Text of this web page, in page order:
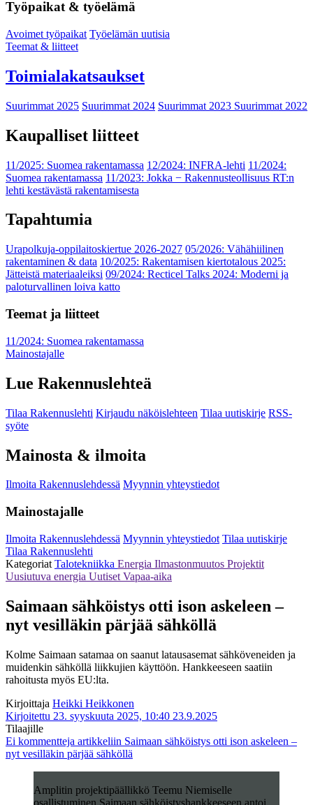
Työpaikat & työelämä
Avoimet työpaikat Työelämän uutisia
Teemat & liitteet
Toimialakatsaukset
Suurimmat 2025 Suurimmat 2024 Suurimmat 2023 Suurimmat 2022
Kaupalliset liitteet
11/2025: Suomea rakentamassa 12/2024: INFRA-lehti 11/2024:
Suomea rakentamassa 11/2023: Jokka − Rakennusteollisuus RT:n
lehti kestävästä rakentamisesta
Tapahtumia
Urapolkuja-oppilaitoskiertue 2026-2027 05/2026: Vähähiilinen
rakentaminen & data 10/2025: Rakentamisen kiertotalous 2025:
Jätteistä materiaaleiksi 09/2024: Recticel Talks 2024: Moderni ja
paloturvallinen loiva katto
Teemat ja liitteet
11/2024: Suomea rakentamassa
Mainostajalle
Lue Rakennuslehteä
Tilaa Rakennuslehti Kirjaudu näköislehteen Tilaa uutiskirje RSS-
syöte
Mainosta & ilmoita
Ilmoita Rakennuslehdessä Myynnin yhteystiedot
Mainostajalle
Ilmoita Rakennuslehdessä Myynnin yhteystiedot Tilaa uutiskirje
Tilaa Rakennuslehti
Kategoriat Talotekniikka Energia Ilmastonmuutos Projektit
Uusiutuva energia Uutiset Vapaa-aika
Saimaan sähköistys otti ison askeleen –
nyt vesilläkin pärjää sähköllä
Kolme Saimaan satamaa on saanut latausasemat sähköveneiden ja
muidenkin sähköllä liikkujien käyttöön. Hankkeeseen saatiin
rahoitusta myös EU:lta.
Kirjoittaja Heikki Heikkonen
Kirjoitettu 23. syyskuuta 2025, 10:40 23.9.2025
Tilaajille
Ei kommentteja artikkeliin Saimaan sähköistys otti ison askeleen –
nyt vesilläkin pärjää sähköllä
Amplitin projektipäällikkö Teemu Niemiselle
osallistuminen Saimaan sähköistyshankkeeseen antoi